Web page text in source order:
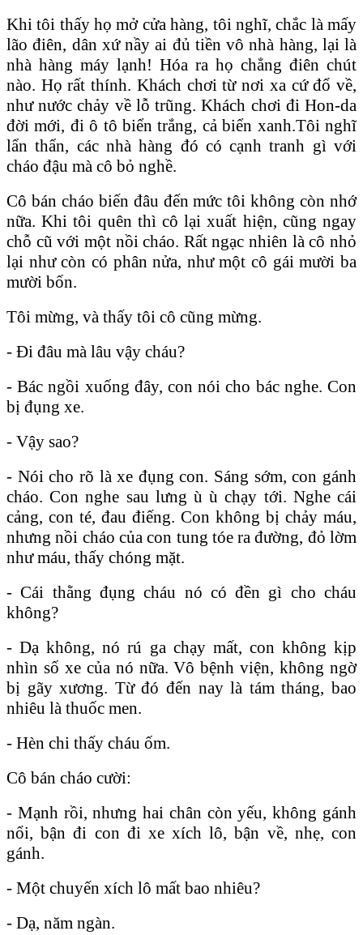
Khi tôi thấy họ mở cửa hàng, tôi nghĩ, chắc là mấy
lão điên, dân xứ nầy ai đủ tiền vô nhà hàng, lại là
nhà hàng máy lạnh! Hóa ra họ chẳng điên chút
nào. Họ rất thính. Khách chơi từ nơi xa cứ đổ về,
như nước chảy về lỗ trũng. Khách chơi đi Hon-da
đời mới, đi ô tô biển trắng, cả biển xanh.Tôi nghĩ
lẩn thẩn, các nhà hàng đó có cạnh tranh gì với
cháo đậu mà cô bỏ nghề.
Cô bán cháo biến đâu đến mức tôi không còn nhớ
nữa. Khi tôi quên thì cô lại xuất hiện, cũng ngay
chỗ cũ với một nồi cháo. Rất ngạc nhiên là cô nhỏ
lại như còn có phân nửa, như một cô gái mười ba
mười bốn.
Tôi mừng, và thấy tôi cô cũng mừng.
- Đi đâu mà lâu vậy cháu?
- Bác ngồi xuống đây, con nói cho bác nghe. Con
bị đụng xe.
- Vậy sao?
- Nói cho rõ là xe đụng con. Sáng sớm, con gánh
cháo. Con nghe sau lưng ù ù chạy tới. Nghe cái
cảng, con té, đau điếng. Con không bị chảy máu,
nhưng nồi cháo của con tung tóe ra đường, đỏ lờm
như máu, thấy chóng mặt.
- Cái thằng đụng cháu nó có đền gì cho cháu
không?
- Dạ không, nó rú ga chạy mất, con không kịp
nhìn số xe của nó nữa. Vô bệnh viện, không ngờ
bị gãy xương. Từ đó đến nay là tám tháng, bao
nhiêu là thuốc men.
- Hèn chi thấy cháu ốm.
Cô bán cháo cười:
- Mạnh rồi, nhưng hai chân còn yếu, không gánh
nổi, bận đi con đi xe xích lô, bận về, nhẹ, con
gánh.
- Một chuyến xích lô mất bao nhiêu?
- Dạ, năm ngàn.